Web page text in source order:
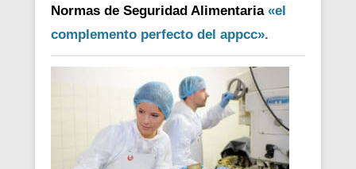
Normas de Seguridad Alimentaria «el
complemento perfecto del appcc».